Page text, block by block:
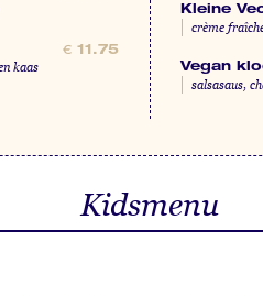
€ 11.75
kaas
Kleine
crème
Vegan
salsasaus,
Kidsmenu